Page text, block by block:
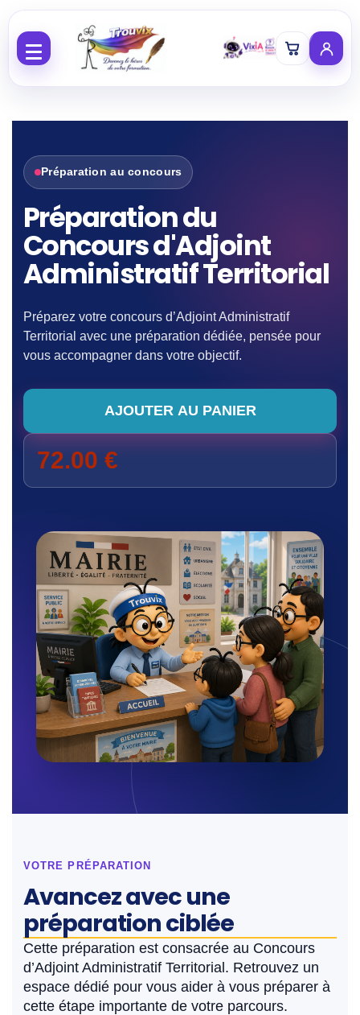
Préparation au concours
Préparation du
Concours d'Adjoint
Administratif Territorial
Préparez votre concours d’Adjoint Administratif
Territorial avec une préparation dédiée, pensée pour
vous accompagner dans votre objectif.
quantité de Préparation du Concours d'Adjoint
AJOUTER AU PANIER
72.00 €
VOTRE PRÉPARATION
Avancez avec une
préparation ciblée
Cette préparation est consacrée au Concours
d’Adjoint Administratif Territorial. Retrouvez un
espace dédié pour vous aider à vous préparer à
cette étape importante de votre parcours.